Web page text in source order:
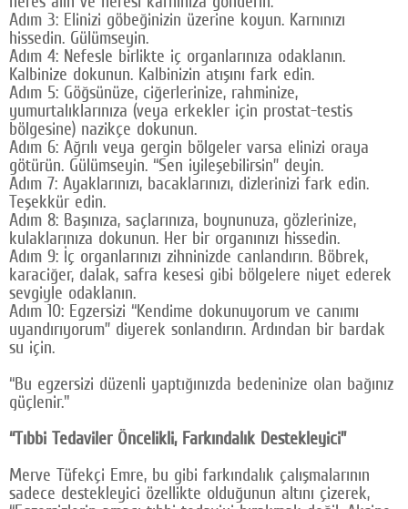
Adım 3: Elinizi göbeğinizin üzerine koyun. Karnınızı
hissedin. Gülümseyin.
Adım 4: Nefesle birlikte iç organlarınıza odaklanın.
Kalbinize dokunun. Kalbinizin atışını fark edin.
Adım 5: Göğsünüze, ciğerlerinize, rahminize,
yumurtalıklarınıza (veya erkekler için prostat-testis
bölgesine) nazikçe dokunun.
Adım 6: Ağrılı veya gergin bölgeler varsa elinizi oraya
götürün. Gülümseyin. “Sen iyileşebilirsin” deyin.
Adım 7: Ayaklarınızı, bacaklarınızı, dizlerinizi fark edin.
Teşekkür edin.
Adım 8: Başınıza, saçlarınıza, boynunuza, gözlerinize,
kulaklarınıza dokunun. Her bir organınızı hissedin.
Adım 9: İç organlarınızı zihninizde canlandırın. Böbrek,
karaciğer, dalak, safra kesesi gibi bölgelere niyet ederek
sevgiyle odaklanın.
Adım 10: Egzersizi “Kendime dokunuyorum ve canımı
uyandırıyorum” diyerek sonlandırın. Ardından bir bardak
su için.
“Bu egzersizi düzenli yaptığınızda bedeninize olan bağınız
güçlenir."
“Tıbbi Tedaviler Öncelikli, Farkındalık Destekleyici”
Merve Tüfekçi Emre, bu gibi farkındalık çalışmalarının
sadece destekleyici özellikte olduğunun altını çizerek,